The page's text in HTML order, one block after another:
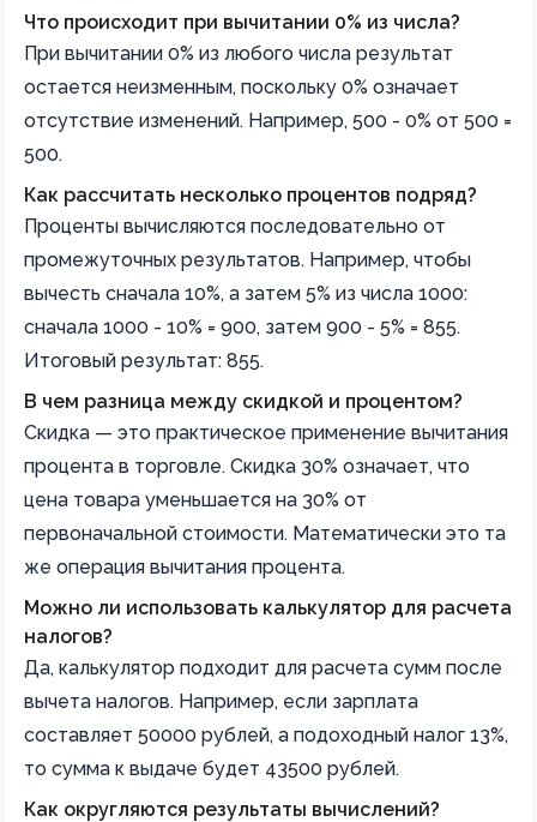
Что происходит при вычитании 0% из числа?
При вычитании 0% из любого числа результат
остается неизменным, поскольку 0% означает
отсутствие изменений. Например, 500 - 0% от 500 =
500.
Как рассчитать несколько процентов подряд?
Проценты вычисляются последовательно от
промежуточных результатов. Например, чтобы
вычесть сначала 10%, а затем 5% из числа 1000:
сначала 1000 - 10% = 900, затем 900 - 5% = 855.
Итоговый результат: 855.
В чем разница между скидкой и процентом?
Скидка — это практическое применение вычитания
процента в торговле. Скидка 30% означает, что
цена товара уменьшается на 30% от
первоначальной стоимости. Математически это та
же операция вычитания процента.
Можно ли использовать калькулятор для расчета
налогов?
Да, калькулятор подходит для расчета сумм после
вычета налогов. Например, если зарплата
составляет 50000 рублей, а подоходный налог 13%,
то сумма к выдаче будет 43500 рублей.
Как округляются результаты вычислений?